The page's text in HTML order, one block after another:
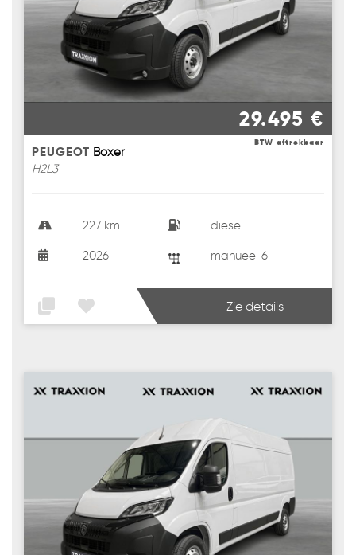
29.495 €
BTW aftrekbaar
PEUGEOT Boxer
H2L3
227 km diesel
2026 manueel 6
Zie details